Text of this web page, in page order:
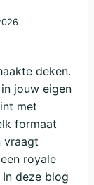
deken.
jouw eigen
met
formaat
vraagt
royale
deze blog